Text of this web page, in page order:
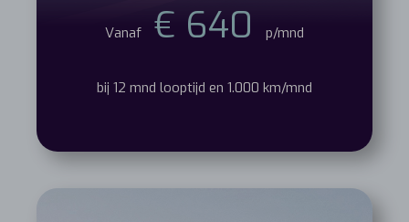
Vanaf € 640 p/mnd
bij 12 mnd looptijd en 1.000 km/mnd